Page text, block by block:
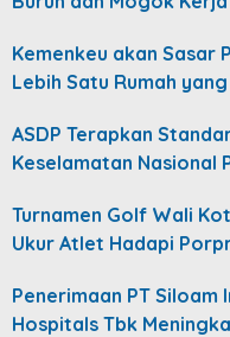
Kemenkeu akan Sasar
Lebih Satu Rumah
ASDP Terapkan
Keselamatan Nasional
Turnamen Golf Wali
Ukur Atlet Hadapi
Penerimaan PT Siloam
Hospitals Tbk